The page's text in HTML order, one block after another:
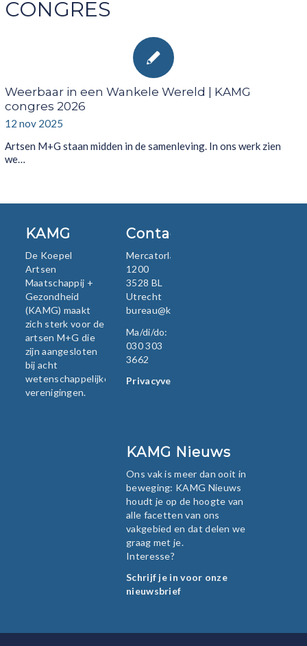
CONGRES
Weerbaar in een Wankele Wereld | KAMG
congres 2026
12 nov 2025
Artsen M+G staan midden in de samenleving. In ons werk zien
we…
KAMG
De Koepel
Artsen
Maatschappij +
Gezondheid
(KAMG) maakt
zich sterk voor de
artsen M+G die
zijn aangesloten
bij acht
wetenschappelijke
verenigingen.
Contact
Mercatorlaan
1200
3528 BL
Utrecht
bureau@kamg.nl
Ma/di/do:
030 303
3662
Privacyverklaring
KAMG Nieuws
Ons vak is meer dan ooit in
beweging: KAMG Nieuws
houdt je op de hoogte van
alle facetten van ons
vakgebied en dat delen we
graag met je.
Interesse?
Schrijf je in voor onze
nieuwsbrief